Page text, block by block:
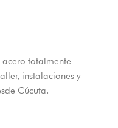
totalmente
instalaciones y
Cúcuta.